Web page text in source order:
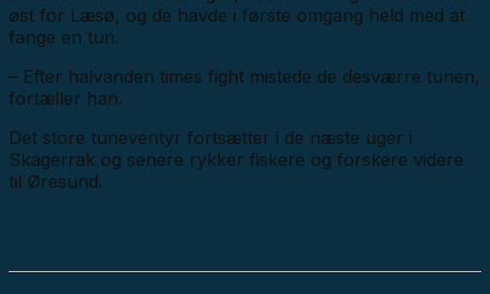
øst for Læsø, og de havde i første omgang held med at
fange en tun.
– Efter halvanden times fight mistede de desværre tunen,
fortæller han.
Det store tuneventyr fortsætter i de næste uger i
Skagerrak og senere rykker fiskere og forskere videre
til Øresund.